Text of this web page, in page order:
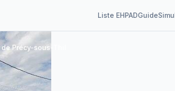
Liste EHPADGuide
de Précy-sous-Thil